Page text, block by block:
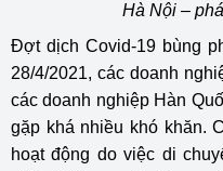
Hà Nội –
Đợt dịch Covid-19 bùng
28/4/2021, các doanh
các doanh nghiệp Hàn
gặp khá nhiều khó khăn.
hoạt động do việc di